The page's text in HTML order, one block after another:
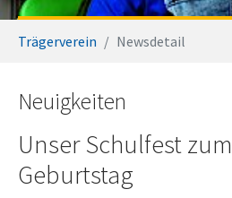
Trägerverein Newsdetail
Neuigkeiten
Unser Schulfest
Geburtstag